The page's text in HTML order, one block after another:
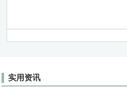
实用资讯